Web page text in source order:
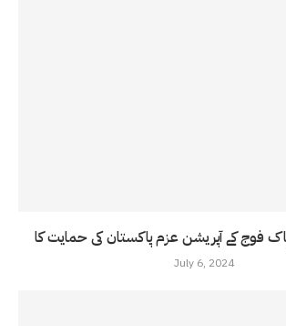
July 6, 2024